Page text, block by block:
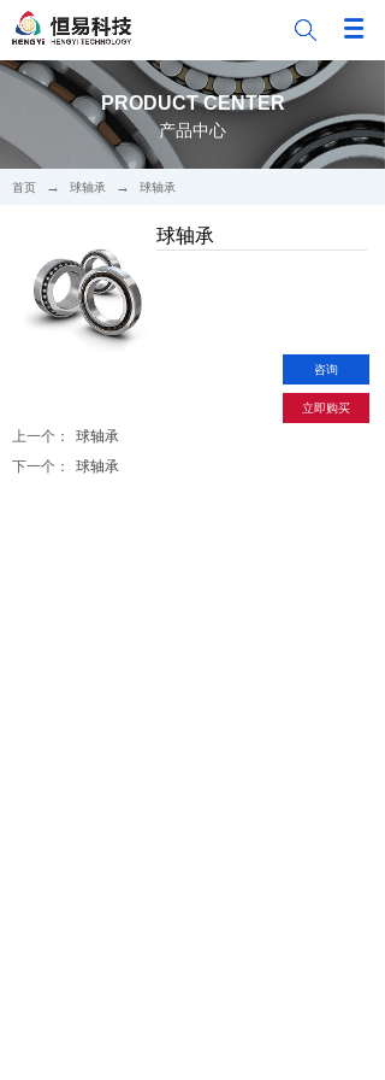
PRODUCT CENTER
产品中心
首页 → 球轴承 → 球轴承
球轴承
上一个：
球轴承
下一个：
球轴承
咨询
立即购买